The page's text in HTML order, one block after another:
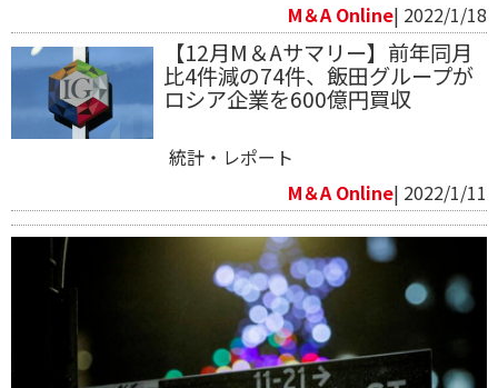
M＆A Online| 2022/1/18
【12月M＆Aサマリー】前年同月
比4件減の74件、飯田グループが
ロシア企業を600億円買収
統計・レポート
M＆A Online| 2022/1/11